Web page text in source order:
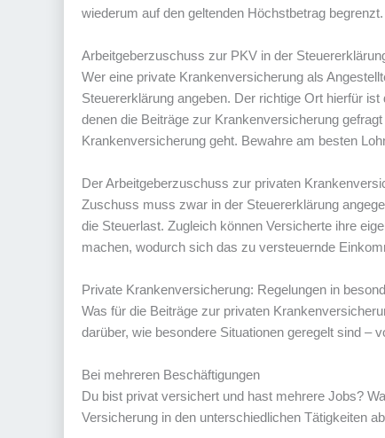
wiederum auf den geltenden Höchstbetrag begrenzt.
Arbeitgeberzuschuss zur PKV in der
Wer eine private Krankenversicherung als
Steuererklärung angeben. Der richtige Ort hierfür ist
denen die Beiträge zur Krankenversicherung
Krankenversicherung geht. Bewahre am besten
Der Arbeitgeberzuschuss zur privaten
Zuschuss muss zwar in der Steuererklärung
die Steuerlast. Zugleich können Versicherte ihre
machen, wodurch sich das zu versteuernde
Private Krankenversicherung: Regelungen in
Was für die Beiträge zur privaten
darüber, wie besondere Situationen geregelt sind –
Bei mehreren Beschäftigungen
Du bist privat versichert und hast mehrere Jobs?
Versicherung in den unterschiedlichen Tätigkeiten